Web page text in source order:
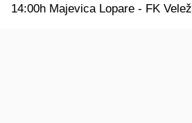
14:00h Majevica Lopare - FK Velež